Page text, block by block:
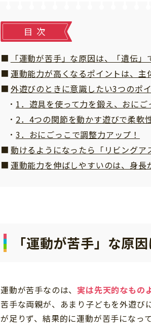
目次
「運動が苦手」な原因は、「遺伝」
運動能力が高くなるポイントは、主
外遊びのときに意識したい3つのポ
1．遊具を使って力を鍛え、おにご
2．4つの関節を動かす遊びで柔軟
3．おにごっこで調整力アップ！
動けるようになったら「リビングア
運動能力を伸ばしやすいのは、身長
「運動が苦手」な原
運動が苦手なのは、 実は先天的なもの
苦手な両親が、あまり子どもを外遊び
が足りず、結果的に運動が苦手になっ